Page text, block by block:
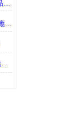
ibidi 的發(fā)育和疾病中的血管生成應(yīng)用
Gibco血清對胞轉(zhuǎn)染效率的影響解讀